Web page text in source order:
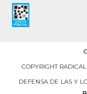
COPYRIGHT
DEFENSA DE LAS Y